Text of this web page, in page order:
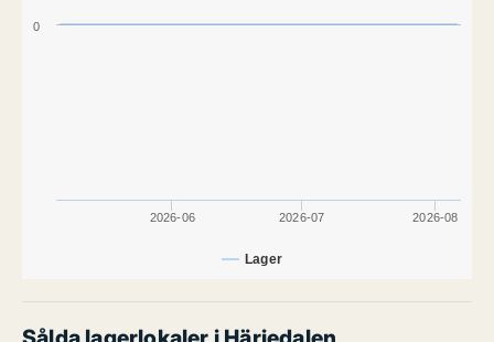
Lager
2026-06 2026-07 2026-08
0